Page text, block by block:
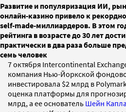
Развитие и популяризация ИИ,
онлайн-казино привело к
self-made-миллиардеров. В этом
рейтинга в возрасте до 30 лет
практически в два раза больше
семь человек
7 октября Intercontinental
компания Нью-Йоркской
инвестировала $2 млрд в
оценка платформы для
млрд, а ее основатель Шейн